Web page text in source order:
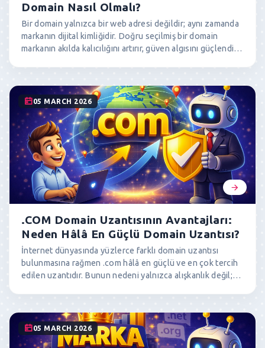
Domain Nasıl Olmalı?
Bir domain yalnızca bir web adresi değildir; aynı zamanda
markanın dijital kimliğidir. Doğru seçilmiş bir domain
markanın akılda kalıcılığını artırır, güven algısını güçlendirir
kadar kıymetlidir ve bütçe sınırlıysa kaliteli bir domain
nasıl seçilmelidir? Bu yazıda değerli domain özelliklerini
ve iyi bir domainin nasıl olması gerektiğini örneklerle
açıklıyoruz.
05 MARCH 2026
.COM Domain Uzantısının Avantajları:
Neden Hâlâ En Güçlü Domain Uzantısı?
İnternet dünyasında yüzlerce farklı domain uzantısı
bulunmasına rağmen .com hâlâ en güçlü ve en çok tercih
edilen uzantıdır. Bunun nedeni yalnızca alışkanlık değil;
domain uzantısının sağladığı avantajları detaylı şekilde
inceleyerek neden hâlâ en güçlü uzantı olduğunu
açıklıyoruz.
05 MARCH 2026